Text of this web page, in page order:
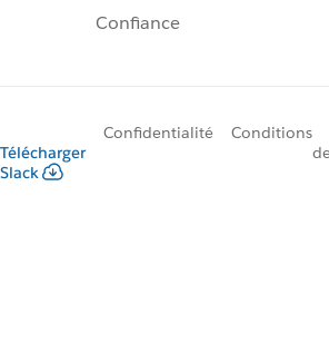
Confiance
Télécharger
Slack
Confidentialité Conditions